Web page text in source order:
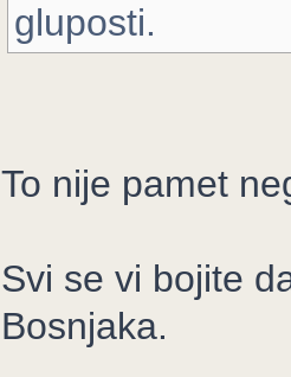
gluposti.
To nije pamet
Svi se vi bojite
Bosnjaka.